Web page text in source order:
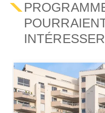
INTÉRESSER